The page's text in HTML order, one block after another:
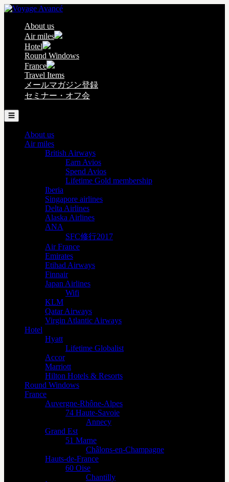
About us
Air miles
Hotel
Round Windows
France
Travel Items
メールマガジン登録
セミナー・オフ会
☰
About us
Air miles
British Airways
Earn Avios
Spend Avios
Lifetime Gold membership
Iberia
Singapore airlines
Delta Airlines
Alaska Airlines
ANA
SFC修行2017
Air France
Emirates
Etihad Airways
Finnair
Japan Airlines
Wifi
KLM
Qatar Airways
Virgin Atlantic Airways
Hotel
Hyatt
Lifetime Globalist
Accor
Marriott
Hilton Hotels & Resorts
Round Windows
France
Auvergne-Rhône-Alpes
74 Haute-Savoie
Annecy
Grand Est
51 Marne
Châlons-en-Champagne
Hauts-de-France
60 Oise
Chantilly